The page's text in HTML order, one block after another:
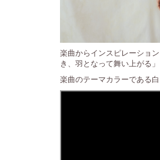
楽曲からインスピレーショ
き、羽となって舞い上がる
楽曲のテーマカラーである